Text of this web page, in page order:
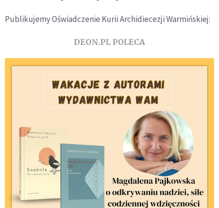
Publikujemy Oświadczenie Kurii Archidiecezji Warmińskiej:
DEON.PL POLECA